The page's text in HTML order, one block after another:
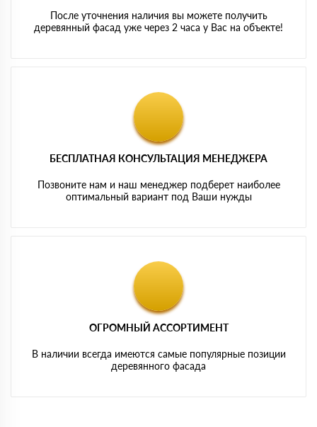
После уточнения наличия вы можете получить
деревянный фасад уже через 2 часа у Вас на объекте!
БЕСПЛАТНАЯ КОНСУЛЬТАЦИЯ МЕНЕДЖЕРА
Позвоните нам и наш менеджер подберет наиболее
оптимальный вариант под Ваши нужды
ОГРОМНЫЙ АССОРТИМЕНТ
В наличии всегда имеются самые популярные позиции
деревянного фасада